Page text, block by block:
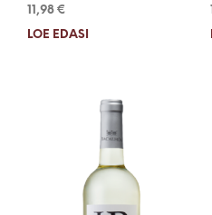
11,98 €
LOE EDASI